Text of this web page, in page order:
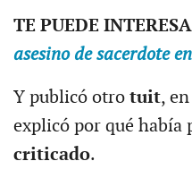
TE PUEDE
asesino de sacerdote
Y publicó otro tuit,
explicó por qué había
criticado.